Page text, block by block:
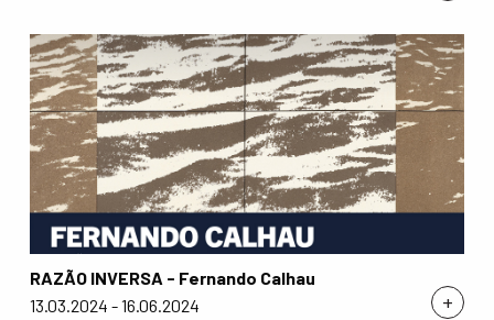
+
RAZÃO INVERSA - Fernando Calhau
13.03.2024 - 16.06.2024